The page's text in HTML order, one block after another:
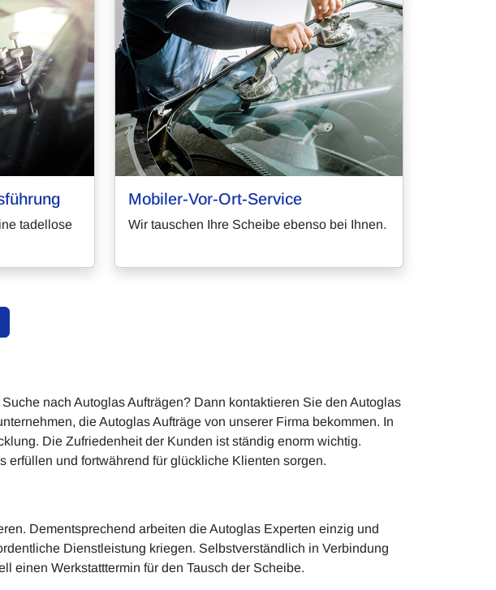
tadellose
Mobiler-Vor-Ort-Service
Wir tauschen Ihre Scheibe ebenso bei Ihnen.
nach Autoglas Aufträgen? Dann kontaktieren Sie den Autoglas
die Autoglas Aufträge von unserer Firma bekommen. In
Die Zufriedenheit der Kunden ist ständig enorm wichtig.
und fortwährend für glückliche Klienten sorgen.
Dementsprechend arbeiten die Autoglas Experten einzig und
Dienstleistung kriegen. Selbstverständlich in Verbindung
einen Werkstatttermin für den Tausch der Scheibe.